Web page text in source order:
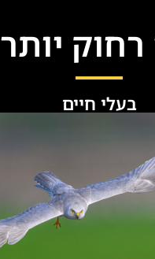
רחוק יותר
בעלי חיים